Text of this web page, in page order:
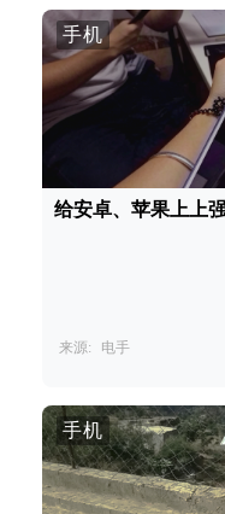
手机
给安卓、苹果上上
来源: 电手
手机